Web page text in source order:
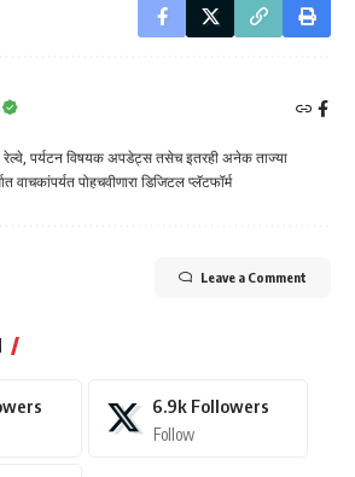
रेल्वे, पर्यटन विषयक अपडेट्स तसेच इतरही अनेक ताज्या
वाचकांपर्यत पोहचवीणारा डिजिटल प्लॅटफॉर्म
Leave a Comment
6.9k Followers
Follow